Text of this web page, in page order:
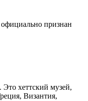
признан
хеттский музей,
Византия,